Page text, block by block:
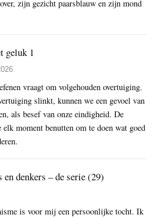
zijn gezicht paarsblauw en zijn mond
geluk 1
vraagt om volgehouden overtuiging.
slinkt, kunnen we een gevoel van
als besef van onze eindigheid. De
moment benutten om te doen wat goed
denkers – de serie (29)
is voor mij een persoonlijke tocht. Ik